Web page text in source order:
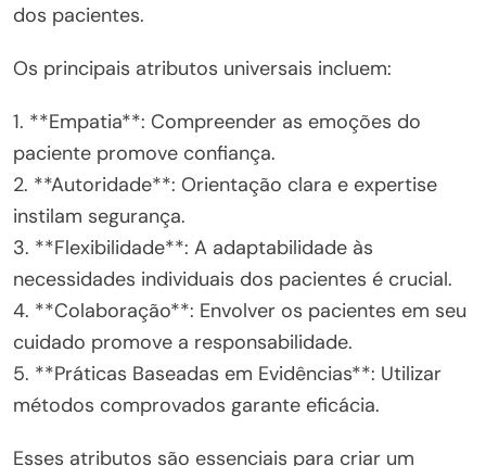
dos pacientes.
Os principais atributos universais incluem:
1. **Empatia**: Compreender as emoções do
paciente promove confiança.
2. **Autoridade**: Orientação clara e expertise
instilam segurança.
3. **Flexibilidade**: A adaptabilidade às
necessidades individuais dos pacientes é crucial.
4. **Colaboração**: Envolver os pacientes em seu
cuidado promove a responsabilidade.
5. **Práticas Baseadas em Evidências**: Utilizar
métodos comprovados garante eficácia.
Esses atributos são essenciais para criar um